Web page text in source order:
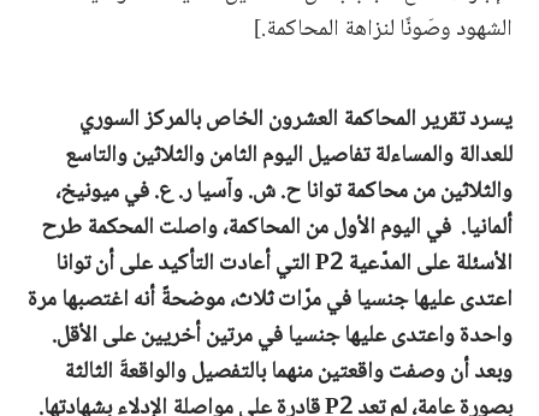
الشهود وصَونًا لنزاهة المحاكمة.]
يسرد تقرير المحاكمة العشرون الخاص بالمركز السوري
للعدالة والمساءلة تفاصيل اليوم الثامن والثلاثين والتاسع
والثلاثين من محاكمة توانا ح. ش. وآسيا ر. ع. في ميونيخ،
ألمانيا. في اليوم الأول من المحاكمة، واصلت المحكمة طرح
الأسئلة على المدّعية P2 التي أعادت التأكيد على أن توانا
اعتدى عليها جنسيا في مرّات ثلاث، موضحةً أنه اغتصبها مرة
واحدة واعتدى عليها جنسيا في مرتين أخريين على الأقل.
وبعد أن وصفت واقعتين منهما بالتفصيل والواقعةَ الثالثة